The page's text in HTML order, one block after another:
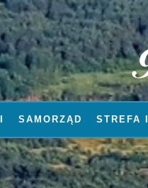
SAMORZĄD STREFA